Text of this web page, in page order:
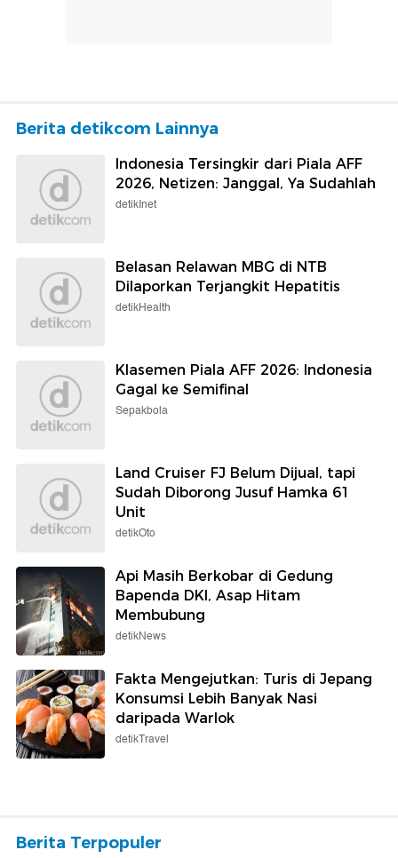
Berita detikcom Lainnya
Indonesia Tersingkir dari Piala AFF
2026, Netizen: Janggal, Ya Sudahlah
detikInet
Belasan Relawan MBG di NTB
Dilaporkan Terjangkit Hepatitis
detikHealth
Klasemen Piala AFF 2026: Indonesia
Gagal ke Semifinal
Sepakbola
Land Cruiser FJ Belum Dijual, tapi
Sudah Diborong Jusuf Hamka 61
Unit
detikOto
Api Masih Berkobar di Gedung
Bapenda DKI, Asap Hitam
Membubung
detikNews
Fakta Mengejutkan: Turis di Jepang
Konsumsi Lebih Banyak Nasi
daripada Warlok
detikTravel
Berita Terpopuler